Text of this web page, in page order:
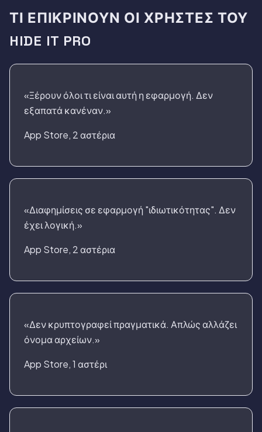
ΤΙ ΕΠΙΚΡΊΝΟΥΝ ΟΙ ΧΡΉΣΤΕΣ ΤΟΥ
HIDE IT PRO
«Ξέρουν όλοι τι είναι αυτή η εφαρμογή. Δεν
εξαπατά κανέναν.»
App Store, 2 αστέρια
«Διαφημίσεις σε εφαρμογή "ιδιωτικότητας". Δεν
έχει λογική.»
App Store, 2 αστέρια
«Δεν κρυπτογραφεί πραγματικά. Απλώς αλλάζει
όνομα αρχείων.»
App Store, 1 αστέρι